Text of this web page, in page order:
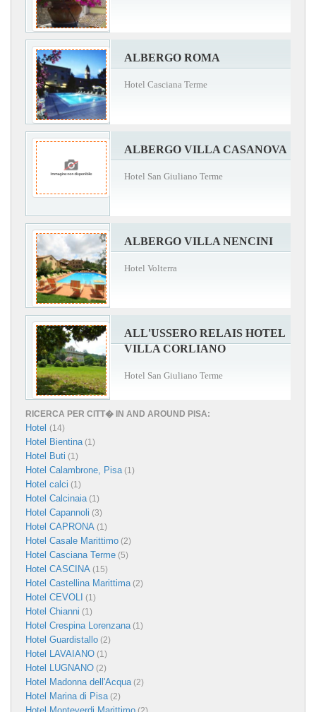
ALBERGO ROMA
Hotel Casciana Terme
ALBERGO VILLA CASANOVA
Hotel San Giuliano Terme
ALBERGO VILLA NENCINI
Hotel Volterra
ALL'USSERO RELAIS HOTEL
VILLA CORLIANO
Hotel San Giuliano Terme
RICERCA PER CITT� IN AND AROUND PISA:
Hotel (14)
Hotel Bientina (1)
Hotel Buti (1)
Hotel Calambrone, Pisa (1)
Hotel calci (1)
Hotel Calcinaia (1)
Hotel Capannoli (3)
Hotel CAPRONA (1)
Hotel Casale Marittimo (2)
Hotel Casciana Terme (5)
Hotel CASCINA (15)
Hotel Castellina Marittima (2)
Hotel CEVOLI (1)
Hotel Chianni (1)
Hotel Crespina Lorenzana (1)
Hotel Guardistallo (2)
Hotel LAVAIANO (1)
Hotel LUGNANO (2)
Hotel Madonna dell'Acqua (2)
Hotel Marina di Pisa (2)